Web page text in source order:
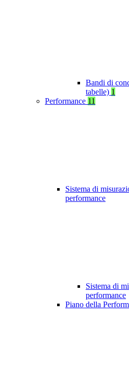
Bandi di
tabelle) 1
Performance 11
Sistema di
performance
Sistema di
performance
Piano della